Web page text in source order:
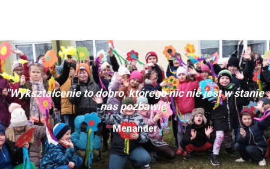
"Wykształcenie to dobro, którego nic nie jest w stanie
nas pozbawić"
Menander